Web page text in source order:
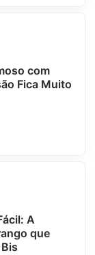
com
Fica Muito
A
que